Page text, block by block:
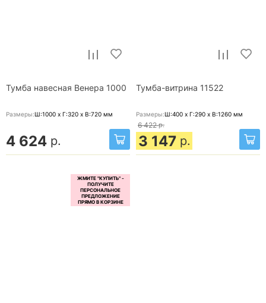
Тумба навесная Венера 1000
Размеры:Ш:1000 x Г:320 x В:720 мм
4 624 р.
Тумба-витрина 11522
Размеры:Ш:400 x Г:290 x В:1260 мм
6 422 р.
3 147 р.